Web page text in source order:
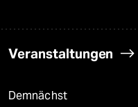
Veranstaltungen
Demnächst